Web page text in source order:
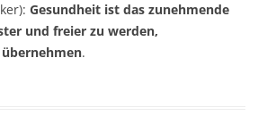
Gesundheit ist das zunehmende
und freier zu werden,
.